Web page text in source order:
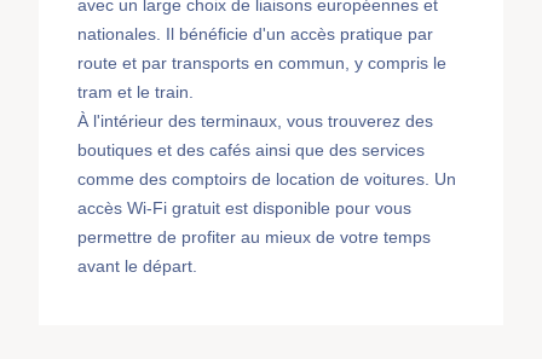
avec un large choix de liaisons européennes et
nationales. Il bénéficie d'un accès pratique par
route et par transports en commun, y compris le
tram et le train.
À l'intérieur des terminaux, vous trouverez des
boutiques et des cafés ainsi que des services
comme des comptoirs de location de voitures. Un
accès Wi-Fi gratuit est disponible pour vous
permettre de profiter au mieux de votre temps
avant le départ.